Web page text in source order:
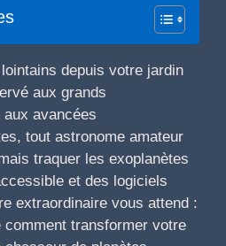
depuis votre jardin
aux grands
avancées
tout astronome amateur
traquer les exoplanètes
et des logiciels
extraordinaire vous attend :
comment transformer votre